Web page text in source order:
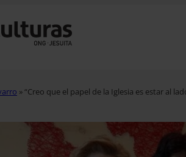
»“Creo que el papel de la Iglesia es estar al